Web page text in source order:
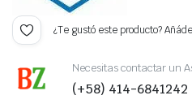
¿Te gustó este producto?
Necesitas contactar un
(+58) 414-6841242